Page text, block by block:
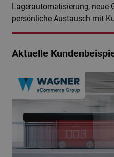
Lagerautomatisierung, neue
persönliche Austausch mit
Aktuelle